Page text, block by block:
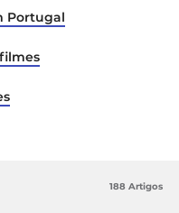
Portugal
188 Artigos